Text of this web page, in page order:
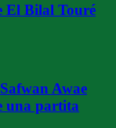
El Bilal Touré
Awae
una partita